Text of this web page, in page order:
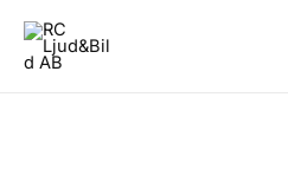
innehåll